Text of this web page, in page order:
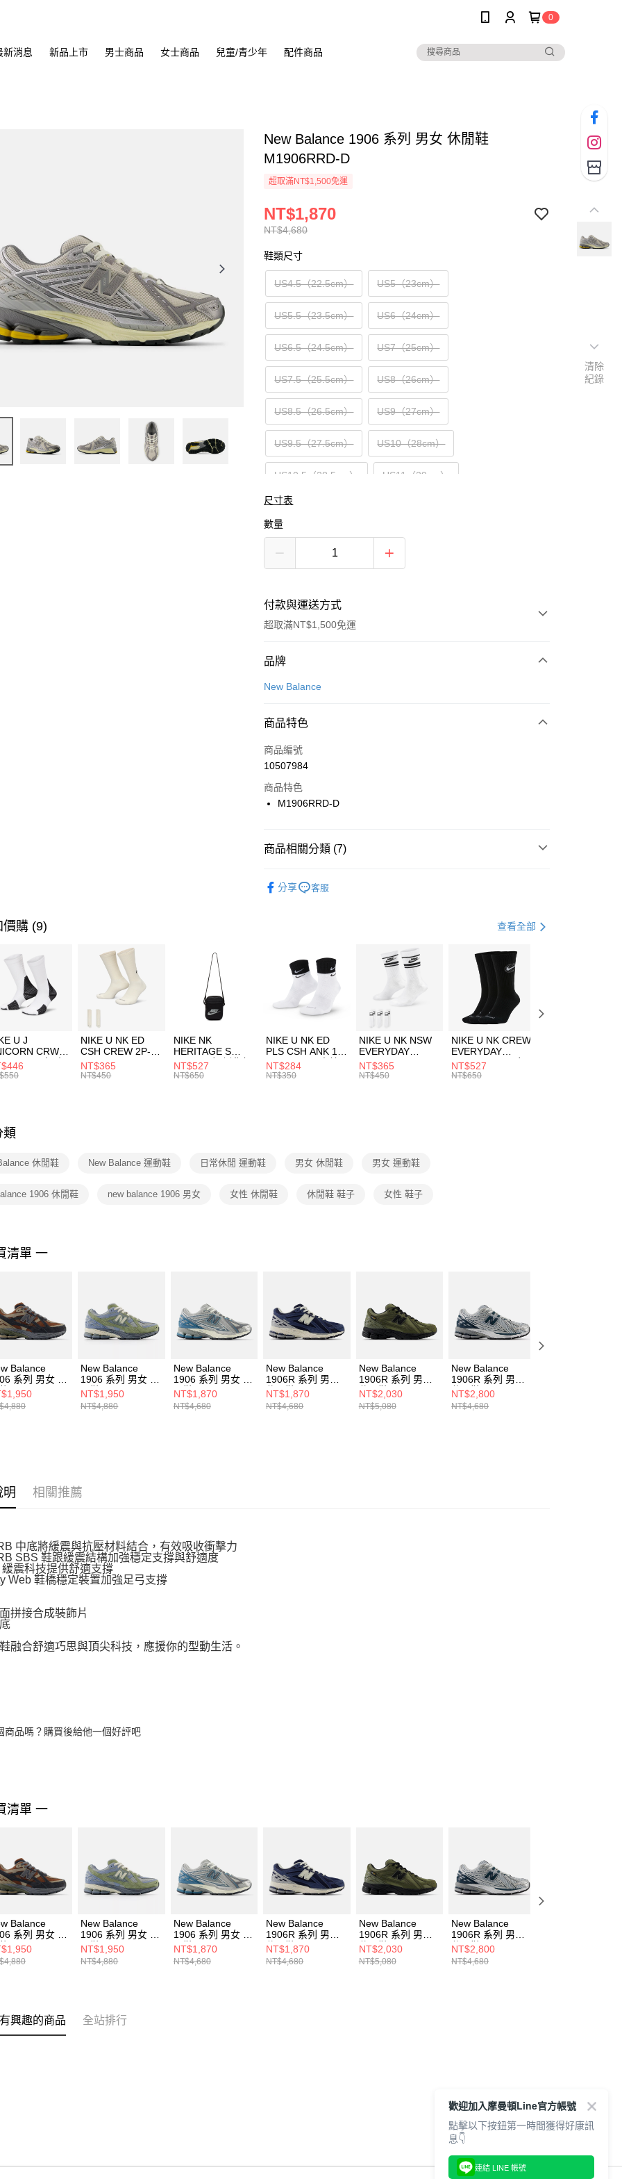
0
新消息 新品上市 男士商品 女士商品 兒童/青少年 配件商品
New Balance 1906 系列 男女 休閒鞋
M1906RRD-D
超取滿NT$1,500免運
NT$4,680
NT$1,870
鞋類尺寸
US4.5（22.5cm） US5（23cm）
US5.5（23.5cm） US6（24cm）
US6.5（24.5cm） US7（25cm）
US7.5（25.5cm） US8（26cm）
US8.5（26.5cm） US9（27cm）
US9.5（27.5cm） US10（28cm）
US10.5（28.5cm） US11（29cm）
US12（30cm）
尺寸表
數量
付款與運送方式
超取滿NT$1,500免運
付款方式
信用卡一次付款
合作金庫商業銀行
華南商業銀行
上海商業儲蓄銀行
國泰世華商業銀行
聯邦商業銀行
台新國際商業銀行
LINE Pay
Apple Pay
【關於「AFTEE先享後付」】
３．安心：先確認商品／服務後，再付款。
【「AFTEE先享後付」結帳流程】
１．於結帳方式選擇「AFTEE先享後付」後，將跳轉至「AFTEE先享後
付」結帳頁面，進行簡訊認證並確認金額後，即可完成結帳。
２．訂單成立數日內，您將收到繳費通知簡訊。
３．收到繳費通知簡訊後14天內，點擊此簡訊中的連結，可透過四大超商
／ATM／網路銀行／等多元方式進行付款，方視為交易完成。
※ 請注意：結帳手續完成當下不需立刻繳費，但若您需要取消訂單，請聯
絡購買商品的店家。未經商家同意取消之訂單仍視為有效，需透過AFTEE
先享後付繳納相關費用。
１．透過由恩沛科技股份有限公司提供之「AFTEE先享後付」服務完成之
交易，需依本服務之必要範圍內提供個人資料，並將交易相關給付款項請
２．關於個人資料處理事宜，請瀏覽以下網址：
形，恩沛科技股份有限公司將有權停止該用戶之使用額度並採取法律行
動。
每筆NT$100，滿NT$1,500(含以上)免運費
每筆NT$100，滿NT$1,500(含以上)免運費
付款後門市自取
每筆NT$100，滿NT$1,500(含以上)免運費
品牌
New Balance
商品特色
商品編號
10507984
商品特色
M1906RRD-D
商品相關分類 (7)
經典系列 New Balance 1906系列
促銷活動 春日輕出走｜休閒鞋 4折起
促銷活動 兒童/青少年｜鞋服6折起
分享 客服
價購 (9) 查看全部
U J
CRW
-160 男女 中
FZ3393100
NIKE U NK ED
CSH CREW 2P-
144 EMBRDY 男
女 短統襪
NT$365
NT$450
NIKE NK
HERITAGE S
SMIT 男女 側背包
BA5871010
NT$527
NT$650
NIKE U NK ED
PLS CSH ANK 1P
144 DBL 男 中統
襪 DH4058104
NT$284
NT$350
NIKE U NK NSW
EVERYDAY
ESSENTIAL CR
男女 短統襪
NT$365
NT$450
NIKE U NK CREW
EVERYDAY
BBALL 3PR 男女
長統襪
NT$527
NT$650
類
休閒鞋 New Balance 運動鞋 日常休閒 運動鞋 男女 休閒鞋 男女 運動鞋
1906 休閒鞋 new balance 1906 男女 女性 休閒鞋 休閒鞋 鞋子 女性 鞋子
清單 一
Balance
系列 男女 休
M1906NG-D
New Balance
1906 系列 男女 休
閒鞋 M1906NH-D
NT$1,950
NT$4,880
New Balance
1906 系列 男女 休
閒鞋 M1906REO-
D
NT$1,870
NT$4,680
New Balance
1906R 系列 男女
休閒鞋
M1906REI-D
NT$1,870
NT$4,680
New Balance
1906R 系列 男女
休閒鞋
M1906RWA-D
NT$2,030
NT$5,080
New Balance
1906R 系列 男女
休閒鞋
U1906RCE-D
NT$2,800
NT$4,680
明 相關推薦
中底將緩震與抗壓材料結合，有效吸收衝擊力
SBS 鞋跟緩震結構加強穩定支撐與舒適度
震科技提供舒適支撐
Web 鞋橋穩定裝置加強足弓支撐
拼接合成裝飾片
融合舒適巧思與頂尖科技，應援你的型動生活。
商品嗎？購買後給他一個好評吧
清單 一
Balance
系列 男女 休
M1906NG-D
New Balance
1906 系列 男女 休
閒鞋 M1906NH-D
NT$1,950
NT$4,880
New Balance
1906 系列 男女 休
閒鞋 M1906REO-
D
NT$1,870
NT$4,680
New Balance
1906R 系列 男女
休閒鞋
M1906REI-D
NT$1,870
NT$4,680
New Balance
1906R 系列 男女
休閒鞋
M1906RWA-D
NT$2,030
NT$5,080
New Balance
1906R 系列 男女
休閒鞋
U1906RCE-D
NT$2,800
NT$4,680
興趣的商品 全站排行
清除
紀錄
歡迎加入摩曼頓Line官方帳號
點擊以下按鈕第一時間獲得好康訊
息👇
連結 LINE 帳號